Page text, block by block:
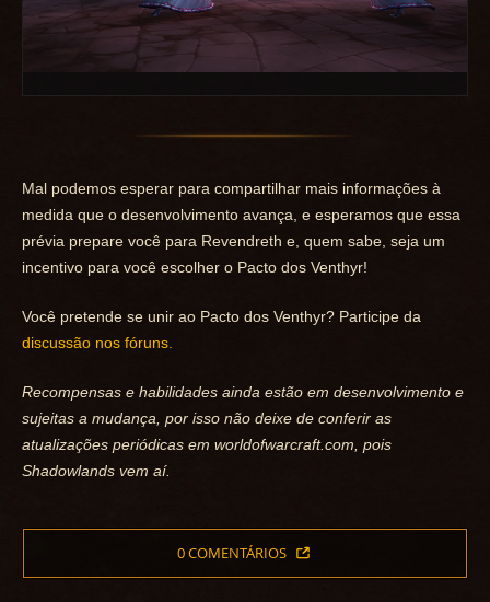
Mal podemos esperar para compartilhar mais informações à
medida que o desenvolvimento avança, e esperamos que essa
prévia prepare você para Revendreth e, quem sabe, seja um
incentivo para você escolher o Pacto dos Venthyr!
Você pretende se unir ao Pacto dos Venthyr? Participe da
discussão nos fóruns.
Recompensas e habilidades ainda estão em desenvolvimento e
sujeitas a mudança, por isso não deixe de conferir as
atualizações periódicas em worldofwarcraft.com, pois
Shadowlands vem aí.
0 COMENTÁRIOS